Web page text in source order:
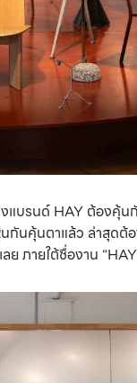
งแบรนด์ HAY ต้องคุ้
กันคุ้นตาแล้ว ล่าสุดต้
ภายใต้ชื่องาน